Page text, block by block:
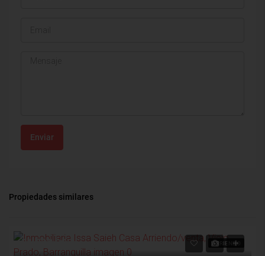
Enviar
Propiedades similares
ARRIENDO
$1,700,000